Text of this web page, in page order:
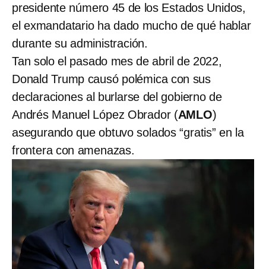
presidente número 45 de los Estados Unidos,
el exmandatario ha dado mucho de qué hablar
durante su administración.
Tan solo el pasado mes de abril de 2022,
Donald Trump causó polémica con sus
declaraciones al burlarse del gobierno de
Andrés Manuel López Obrador (AMLO)
asegurando que obtuvo solados “gratis” en la
frontera con amenazas.